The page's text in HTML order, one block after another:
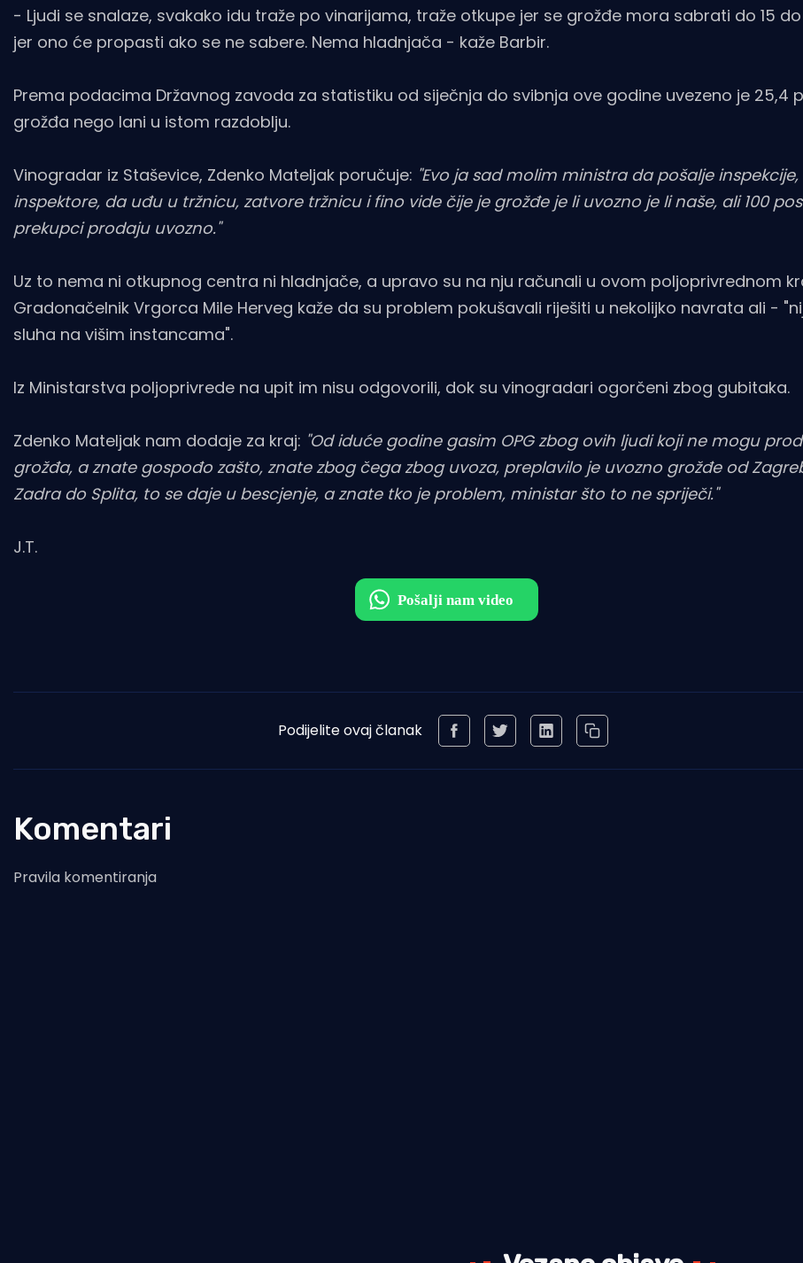
- Ljudi se snalaze, svakako idu traže po vinarijama, traže otkupe jer se grožđe mora sabrati do 15
jer ono će propasti ako se ne sabere. Nema hladnjača - kaže Barbir.
Prema podacima Državnog zavoda za statistiku od siječnja do svibnja ove godine uvezeno je 25,4
grožđa nego lani u istom razdoblju.
Vinogradar iz Staševice, Zdenko Mateljak poručuje: "Evo ja sad molim ministra da pošalje
inspektore, da uđu u tržnicu, zatvore tržnicu i fino vide čije je grožđe je li uvozno je li naše, ali 100
prekupci prodaju uvozno."
Uz to nema ni otkupnog centra ni hladnjače, a upravo su na nju računali u ovom poljoprivrednom
Gradonačelnik Vrgorca Mile Herveg kaže da su problem pokušavali riješiti u nekolijko navrata ali -
sluha na višim instancama".
Iz Ministarstva poljoprivrede na upit im nisu odgovorili, dok su vinogradari ogorčeni zbog gubitaka.
Zdenko Mateljak nam dodaje za kraj: "Od iduće godine gasim OPG zbog ovih ljudi koji ne mogu
grožđa, a znate gospođo zašto, znate zbog čega zbog uvoza, preplavilo je uvozno grožđe od
Zadra do Splita, to se daje u bescjenje, a znate tko je problem, ministar što to ne spriječi."
J.T.
Podijelite ovaj članak
Komentari
Pravila komentiranja